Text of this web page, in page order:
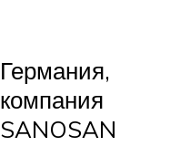
Германия,
компания
SANOSAN